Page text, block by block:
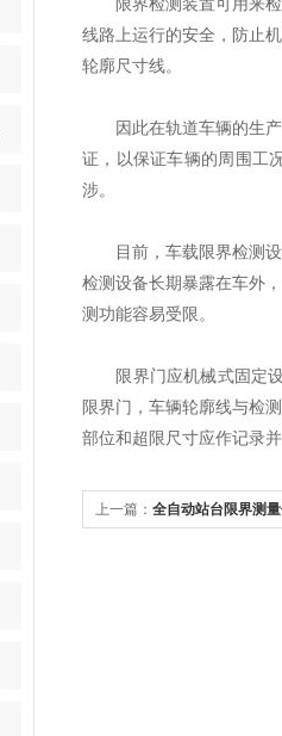
限界检测装置可用来
线路上运行的安全，防止
轮廓尺寸线。
因此在轨道车辆的生产
证，以保证车辆的周围工
涉。
目前，车载限界检测设
检测设备长期暴露在车外
测功能容易受限。
限界门应机械式固定设
限界门，车辆轮廓线与检
部位和超限尺寸应作记录
上一篇： 全自动站台限界测